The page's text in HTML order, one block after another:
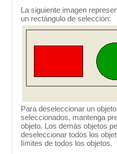
La siguiente imagen
un rectángulo de selección:
Para deseleccionar un
seleccionados, mantenga
objeto. Los demás objetos
deseleccionar todos los
límites de todos los objetos.